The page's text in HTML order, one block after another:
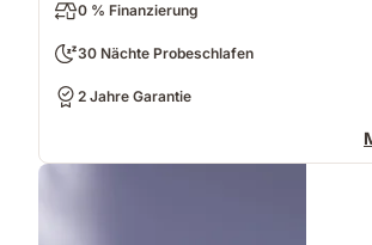
0 % Finanzierung
30 Nächte Probeschlafen
2 Jahre Garantie